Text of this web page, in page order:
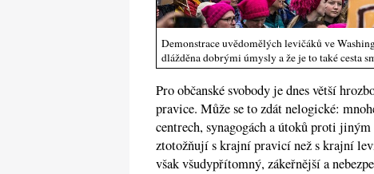
Demonstrace uvědomělých levičáků ve
dlážděna dobrými úmysly a že je to také
Pro občanské svobody je dnes větší
pravice. Může se to zdát nelogické:
centrech, synagogách a útoků proti
ztotožňují s krajní pravicí než s krajní
však všudypřítomný, zákeřnější a